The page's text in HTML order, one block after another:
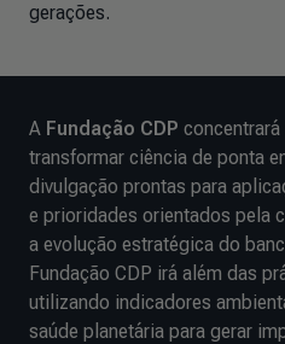
gerações.
A Fundação CDP
transformar ciência de ponta
divulgação prontas para
e prioridades orientados pela
a evolução estratégica do
Fundação CDP irá além das
utilizando indicadores
saúde planetária para gerar